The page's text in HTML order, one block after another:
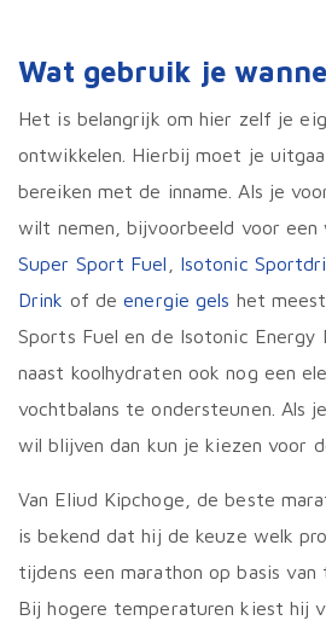
Wat gebruik je
Het is belangrijk om hier zelf je
ontwikkelen. Hierbij moet je
bereiken met de inname. Als je
wilt nemen, bijvoorbeeld voor
Super Sport Fuel
Isotonic
Drink of deenergie gels het
Sports Fuel en de Isotonic Energy
naast koolhydraten ook nog een
vochtbalans te ondersteunen. Als
wil blijven dan kun je kiezen voor
Van Eliud Kipchoge, de beste
is bekend dat hij de keuze welk
tijdens een marathon op basis van
Bij hogere temperaturen kiest hij